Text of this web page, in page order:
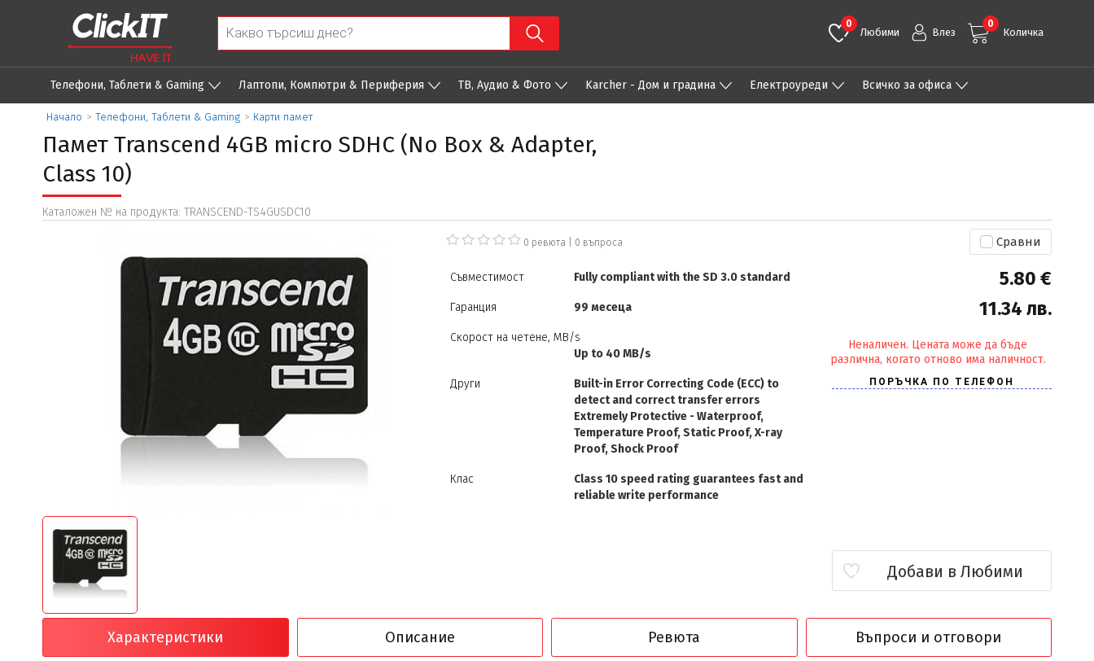
0
Любими Влез
0
Количка
Телефони, Таблети & Gaming Лаптопи, Компютри & Периферия ТВ, Аудио & Фото Karcher - Дом и градина Eлектроуреди Всичко за офиса
Начало > Телефони, Таблети & Gaming > Карти памет
Памет Transcend 4GB micro SDHC (No Box & Adapter,
Class 10)
Каталожен № на продукта: TRANSCEND-TS4GUSDC10
0 ревюта 0 въпроса
Съвместимост Fully compliant with the SD 3.0 standard
Гаранция 99 месеца
Скорост на четене, MB/s
Up to 40 MB/s
Други
Built-in Error Correcting Code (ECC) to
detect and correct transfer errors
Extremely Protective - Waterproof,
Temperature Proof, Static Proof, X-ray
Proof, Shock Proof
Клас
Class 10 speed rating guarantees fast and
reliable write performance
Сравни
5.80 €
11.34 лв.
Неналичен. Цената може да бъде
различна, когато отново има наличност.
Добави в Любими
Характеристики Описание Ревюта Въпроси и отговори